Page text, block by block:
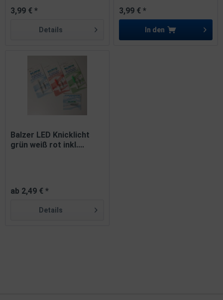
3,99 € *
Details
3,99 € *
In den
Balzer LED Knicklicht
grün weiß rot inkl....
ab 2,49 € *
Details